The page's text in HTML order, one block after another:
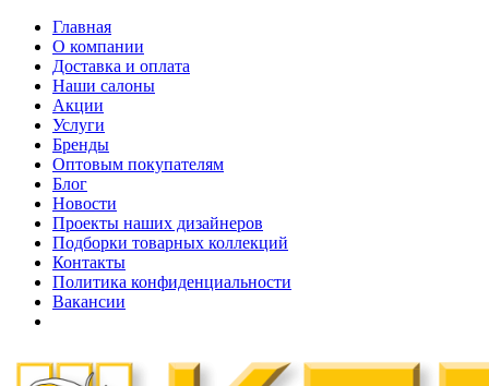
Главная
О компании
Доставка и оплата
Наши cалоны
Акции
Услуги
Бренды
Оптовым покупателям
Блог
Новости
Проекты наших дизайнеров
Подборки товарных коллекций
Контакты
Политика конфиденциальности
Вакансии